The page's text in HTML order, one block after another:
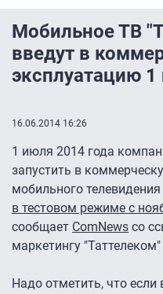
Мобильное ТВ
введут в
эксплуатацию
16.06.2014 16:26
1 июля 2014 года
запустить в
мобильного
в тестовом режиме с
сообщает ComNews со
маркетингу
Надо отметить, что